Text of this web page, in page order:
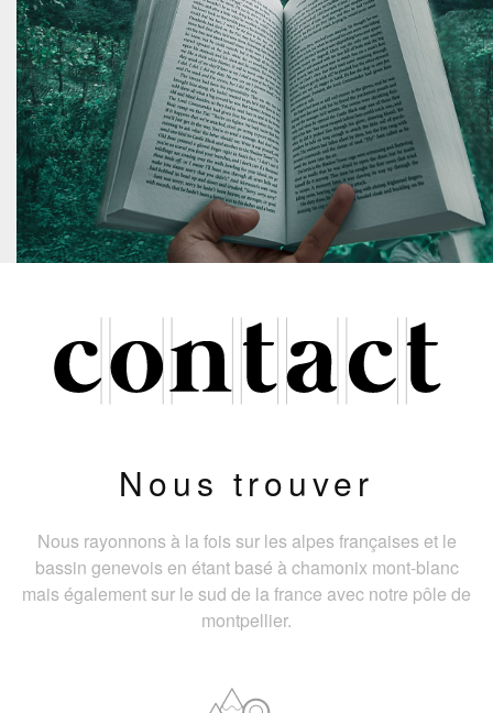
Nous trouver
Nous rayonnons à la fois sur les alpes françaises et le
bassin genevois en étant basé à chamonix mont-blanc
mais également sur le sud de la france avec notre pôle de
montpellier.